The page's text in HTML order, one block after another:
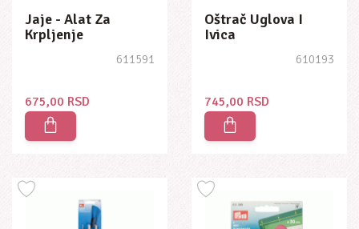
Jaje - Alat Za
Krpljenje
611591
675,00 RSD
Oštrač Uglova I
Ivica
610193
745,00 RSD